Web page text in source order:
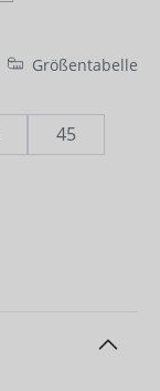
Größentabelle
45